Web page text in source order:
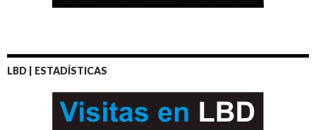
LBD | ESTADÍSTICAS